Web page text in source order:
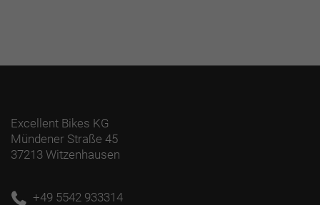
Excellent Bikes KG
Mündener Straße 45
37213 Witzenhausen
+49 5542 933314